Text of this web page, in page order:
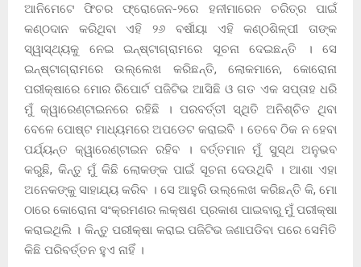
ଆନିମେଟେ ଫିଚର ଫ୍ରୋଜେନ-୨ରେ ହନୀମାରେନ ଚରିତ୍ର ପାଇଁ
କଣ୍ଠଦାନ କରିଥିବା ଏହି ୨୬ ବର୍ଷୀୟା ଏହି କଣ୍ଠଶିଳ୍ପୀ ତାଙ୍କ
ସ୍ୱାସ୍ଥ୍ୟକୁ ନେଇ ଇନ୍ଷ୍ଟାଗ୍ରାମରେ ସୂଚନା ଦେଇଛନ୍ତି । ସେ
ଇନ୍ଷ୍ଟାଗ୍ରାମରେ ଉଲ୍ଲେଖ କରିଛନ୍ତି, ଲୋକମାନେ, କୋରୋନା
ପରୀକ୍ଷାରେ ମୋର ରିପୋର୍ଟ ପଜିଟିଭ ଆସିଛି ଓ ଗତ ଏକ ସପ୍ତାହ ଧରି
ମୁଁ କ୍ୱାରେଣ୍ଟାଇନରେ ରହିଛି । ପରବର୍ତ୍ତୀ ସ୍ଥିତି ଅନିଶ୍ଚିତ ଥିବା
ବେଳେ ପୋଷ୍ଟ ମାଧ୍ୟମରେ ଅପଡେଟ କରାଇବି । ତେବେ ଠିକ ନ ହେବା
ପର୍ଯ୍ୟନ୍ତ କ୍ୱାରେଣ୍ଟାଇନ ରହିବ । ବର୍ତ୍ତମାନ ମୁଁ ସୁସ୍ଥ ଅନୁଭବ
କରୁଛି, କିନ୍ତୁ ମୁଁ କିଛି ଲୋକଙ୍କ ପାଇଁ ସୂଚନା ଦେଉଥିବି । ଆଶା ଏହା
ଅନେକଙ୍କୁ ସାହାଯ୍ୟ କରିବ । ସେ ଆହୁରି ଉଲ୍ଲେଖ କରିଛନ୍ତି କି, ମୋ
ଠାରେ କୋରୋନା ସଂକ୍ରମଣର ଲକ୍ଷଣ ପ୍ରକାଶ ପାଇବାରୁ ମୁଁ ପରୀକ୍ଷା
କରାଇଥିଲି । କିନ୍ତୁ ପରୀକ୍ଷା କରାଇ ପଜିଟିଭ ଜଣାପଡିବା ପରେ ସେମିତି
କିଛି ପରିବର୍ତ୍ତନ ହୁଏ ନାହିଁ ।